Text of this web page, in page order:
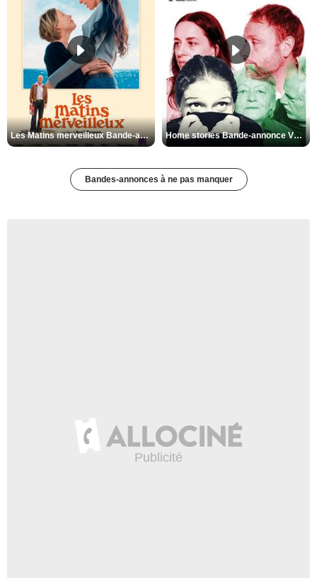
Les Matins merveilleux Bande-annonce VF Home stories Bande-annonce VO STFR
Bandes-annonces à ne pas manquer